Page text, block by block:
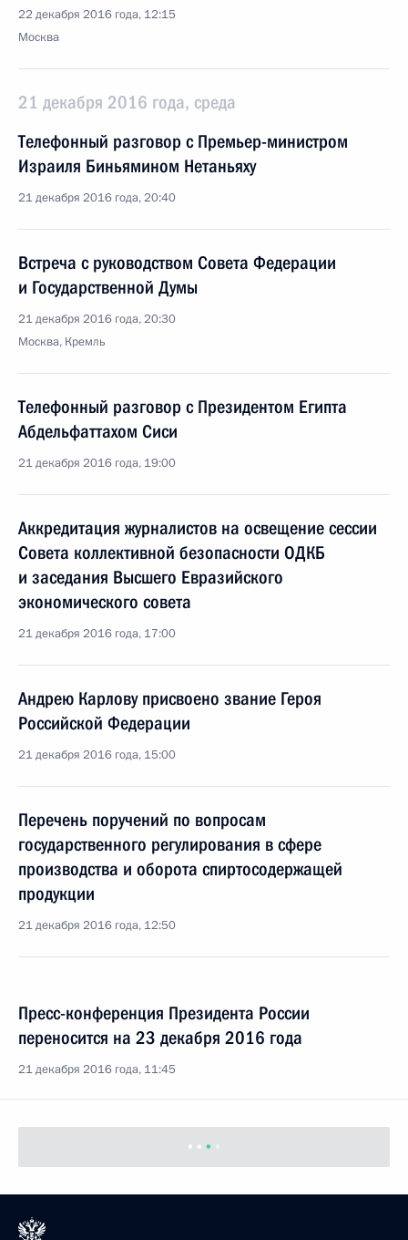
22 декабря 2016 года, 12:15
Москва
21 декабря 2016 года, среда
Телефонный разговор с Премьер-министром
Израиля Биньямином Нетаньяху
21 декабря 2016 года, 20:40
Встреча с руководством Совета Федерации
и Государственной Думы
21 декабря 2016 года, 20:30
Москва, Кремль
Телефонный разговор с Президентом Египта
Абдельфаттахом Сиси
21 декабря 2016 года, 19:00
Аккредитация журналистов на освещение сессии
Совета коллективной безопасности ОДКБ
и заседания Высшего Евразийского
экономического совета
21 декабря 2016 года, 17:00
Андрею Карлову присвоено звание Героя
Российской Федерации
21 декабря 2016 года, 15:00
Перечень поручений по вопросам
государственного регулирования в сфере
производства и оборота спиртосодержащей
продукции
21 декабря 2016 года, 12:50
Пресс-конференция Президента России
переносится на 23 декабря 2016 года
21 декабря 2016 года, 11:45